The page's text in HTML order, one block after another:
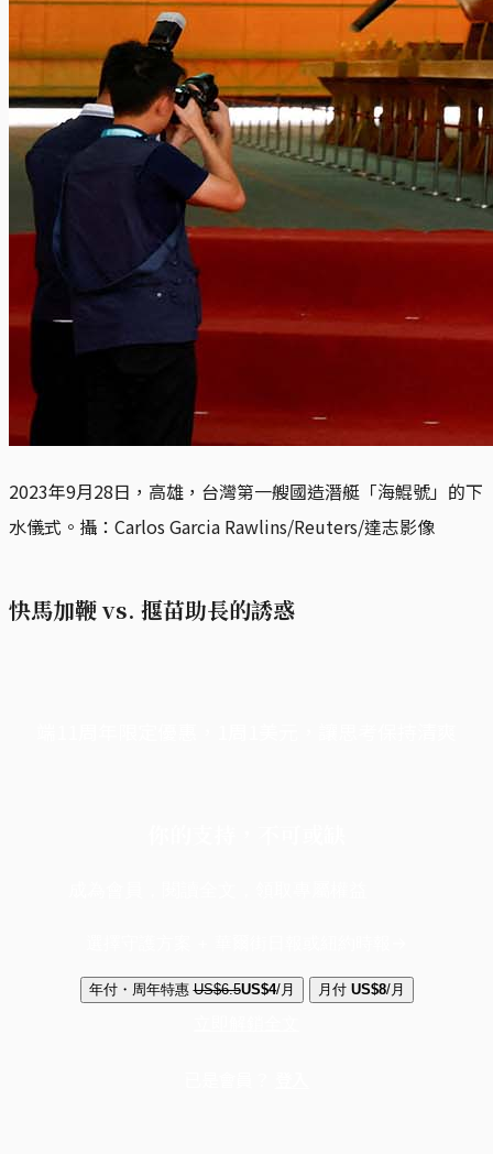
2023年9月28日，高雄，台灣第一艘國造潛艇「海鯤號」的下
水儀式。攝：Carlos Garcia Rawlins/Reuters/達志影像
快馬加鞭 vs. 揠苗助長的誘惑
年付・周年特惠 US$6.5US$4/月 月付 US$8/月